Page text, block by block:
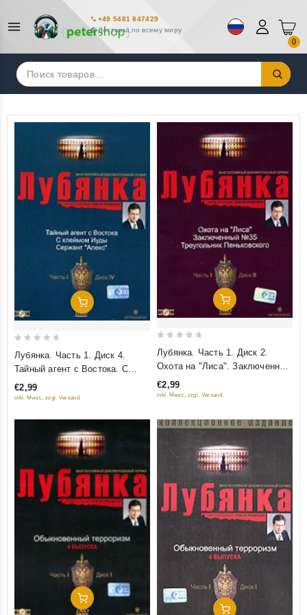
+49 5481 847429
Доставка по всему миру
0
Искать:
Добавить В Корзину
out
5
Лубянка. Часть 1. Диск 4.
Тайный агент с Востока. С
клеймом Иуды. Сержант
"Алекс"
€2,99
inkl. Mwst., zzgl. Versand
Добавить В Корзину
out
5
Лубянка. Часть 1. Диск 2.
Охота на "Лиса". Заключенный
№ 35. Треугольник
Пеньковского
€2,99
inkl. Mwst., zzgl. Versand
Добавить В Корзину
Добавить В Корзину